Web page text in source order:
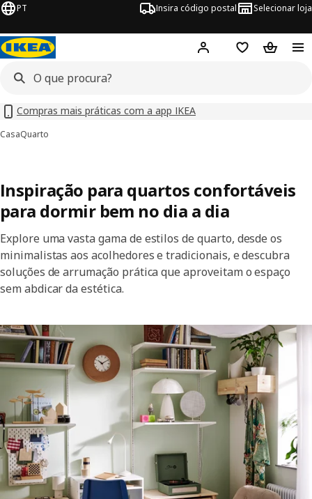
PT Insira código postal Selecionar loja
Hej! Inicie sessão
FavoritosCesto de
Compras mais práticas com a app IKEA
CasaQuarto
Inspiração para quartos confortáveis
para dormir bem no dia a dia
Explore uma vasta gama de estilos de quarto, desde os
minimalistas aos acolhedores e tradicionais, e descubra
soluções de arrumação prática que aproveitam o espaço
sem abdicar da estética.